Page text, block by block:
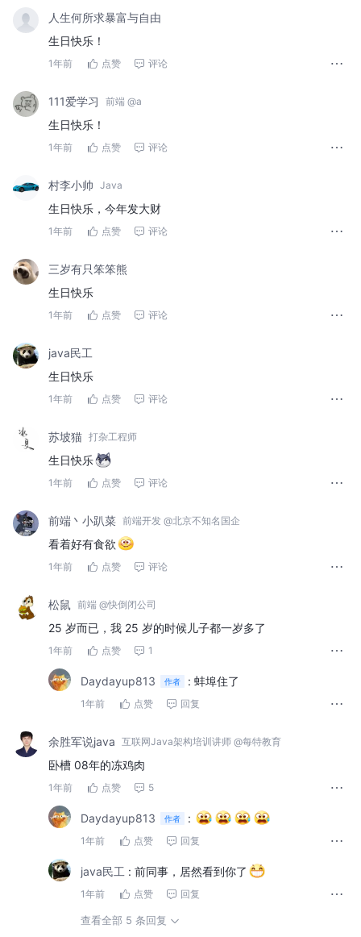
人生何所求暴富与自由
生日快乐！
1年前 点赞 评论
111爱学习 前端 @a
生日快乐！
1年前 点赞 评论
村李小帅 Java
生日快乐，今年发大财
1年前 点赞 评论
三岁有只笨笨熊
生日快乐
1年前 点赞 评论
java民工
生日快乐
1年前 点赞 评论
苏坡猫 打杂工程师
生日快乐
1年前 点赞 评论
前端丶小趴菜 前端开发 @北京不知名国企
看着好有食欲
1年前 点赞 评论
松鼠 前端 @快倒闭公司
25 岁而已，我 25 岁的时候儿子都一岁多了
1年前 点赞 1
Daydayup813 作者 : 蚌埠住了
1年前 点赞 回复
余胜军说java 互联网Java架构培训讲师 @每特教育
卧槽 08年的冻鸡肉
1年前 点赞 5
Daydayup813 作者 :
1年前 点赞 回复
java民工 : 前同事，居然看到你了
1年前 点赞 回复
查看全部 5 条回复